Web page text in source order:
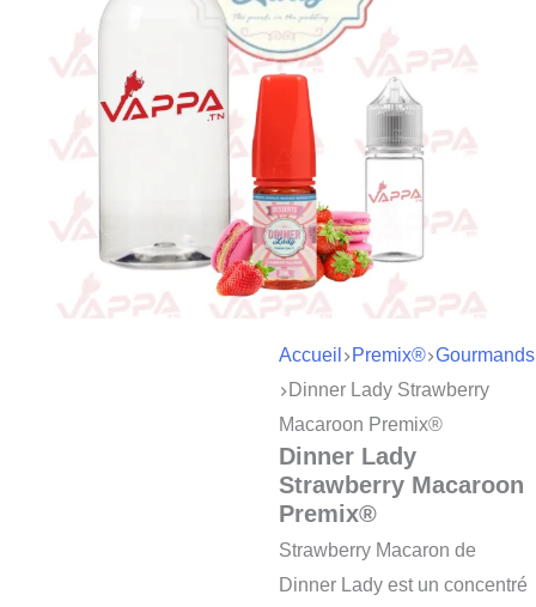
Accueil Premix® Gourmands
Dinner Lady Strawberry
Macaroon Premix®
Dinner Lady
Strawberry Macaroon
Premix®
Strawberry Macaron de
Dinner Lady est un concentré